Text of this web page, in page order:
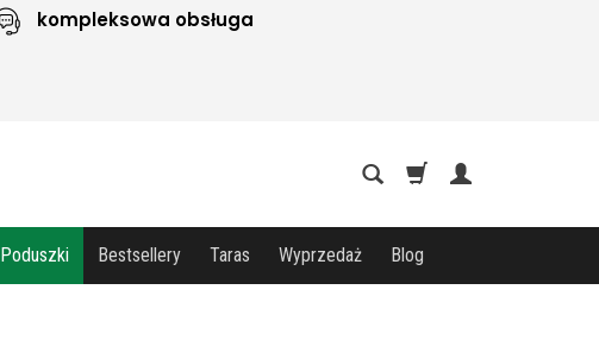
kompleksowa obsługa
Poduszki Bestsellery Taras Wyprzedaż Blog